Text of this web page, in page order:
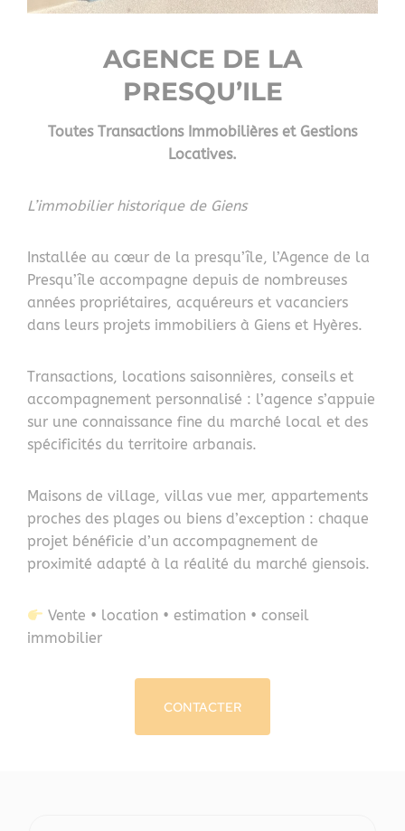
AGENCE DE LA
PRESQU’ILE
Toutes Transactions Immobilières et Gestions
Locatives.
L’immobilier historique de Giens
Installée au cœur de la presqu’île, l’Agence de la
Presqu’île accompagne depuis de nombreuses
années propriétaires, acquéreurs et vacanciers
dans leurs projets immobiliers à Giens et Hyères.
Transactions, locations saisonnières, conseils et
accompagnement personnalisé : l’agence s’appuie
sur une connaissance fine du marché local et des
spécificités du territoire arbanais.
Maisons de village, villas vue mer, appartements
proches des plages ou biens d’exception : chaque
projet bénéficie d’un accompagnement de
proximité adapté à la réalité du marché giensois.
Vente • location • estimation • conseil
immobilier
CONTACTER